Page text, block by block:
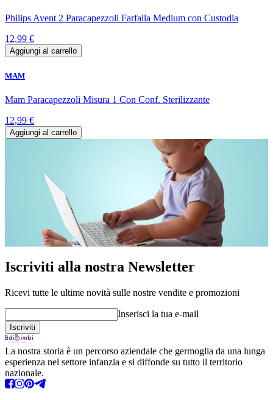
Philips Avent 2 Paracapezzoli Farfalla Medium con Custodia
12,99 €
Aggiungi al carrello
MAM
Mam Paracapezzoli Misura 1 Con Conf. Sterilizzante
12,99 €
Aggiungi al carrello
Iscriviti alla nostra Newsletter
Ricevi tutte le ultime novità sulle nostre vendite e promozioni
Inserisci la tua e-mail
La nostra storia è un percorso aziendale che germoglia da una lunga
esperienza nel settore infanzia e si diffonde su tutto il territorio
nazionale.